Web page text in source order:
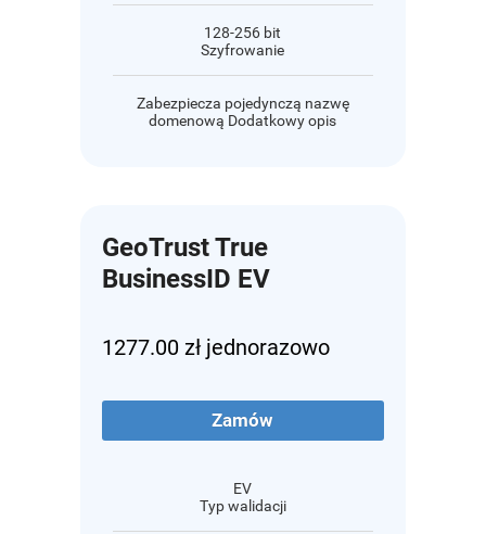
128-256 bit
Szyfrowanie
Zabezpiecza pojedynczą nazwę
domenową Dodatkowy opis
GeoTrust True
BusinessID EV
1277.00 zł jednorazowo
Zamów
EV
Typ walidacji